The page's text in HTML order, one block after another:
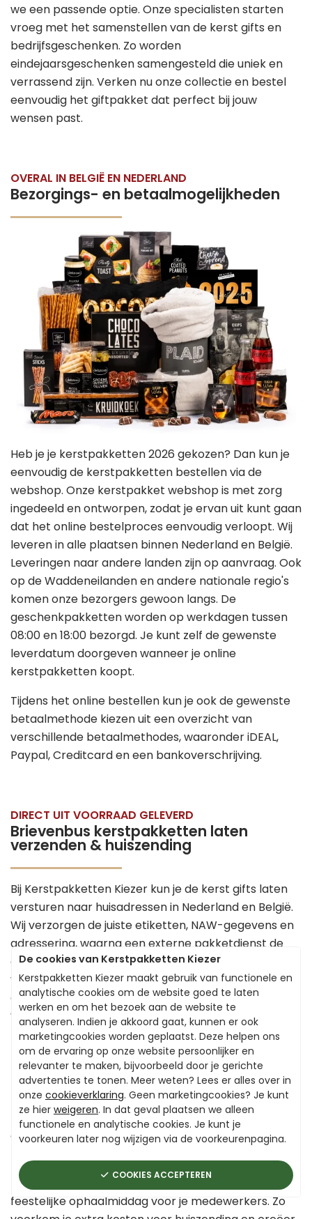
we een passende optie. Onze specialisten starten
vroeg met het samenstellen van de kerst gifts en
bedrijfsgeschenken. Zo worden
eindejaarsgeschenken samengesteld die uniek en
verrassend zijn. Verken nu onze collectie en bestel
eenvoudig het giftpakket dat perfect bij jouw
wensen past.
OVERAL IN BELGIË EN NEDERLAND
Bezorgings- en betaalmogelijkheden
Heb je je kerstpakketten 2026 gekozen? Dan kun je
eenvoudig de kerstpakketten bestellen via de
webshop. Onze kerstpakket webshop is met zorg
ingedeeld en ontworpen, zodat je ervan uit kunt gaan
dat het online bestelproces eenvoudig verloopt. Wij
leveren in alle plaatsen binnen Nederland en België.
Leveringen naar andere landen zijn op aanvraag. Ook
op de Waddeneilanden en andere nationale regio's
komen onze bezorgers gewoon langs. De
geschenkpakketten worden op werkdagen tussen
08:00 en 18:00 bezorgd. Je kunt zelf de gewenste
leverdatum doorgeven wanneer je online
kerstpakketten koopt.
Tijdens het online bestellen kun je ook de gewenste
betaalmethode kiezen uit een overzicht van
verschillende betaalmethodes, waaronder iDEAL,
Paypal, Creditcard en een bankoverschrijving.
DIRECT UIT VOORRAAD GELEVERD
Brievenbus kerstpakketten laten
verzenden & huiszending
Bij Kerstpakketten Kiezer kun je de kerst gifts laten
versturen naar huisadressen in Nederland en België.
Wij verzorgen de juiste etiketten, NAW-gegevens en
adressering, waarna een externe pakketdienst de
overdracht en levering van de losse kerstpakketten
verzorgt. We bieden ook brievenbus kerstpakketten
aan om de huiszending te vergemakkelijken. Het
voordeel van brievenbus gifts is dat de medewerker
niet thuis hoeft te zijn om het geschenk in ontvangst
te nemen.
Let op:Het verzendklaar maken is een extra service,
maar de risico's liggen bij jou als opdrachtgever.
Pakketdiensten zijn in december erg druk, wat tot
complicaties kan leiden
Ons advies:Laat de kerst gifts bij jou op de
bedrijfslocatie bezorgen en organiseer een
feestelijke ophaalmiddag voor je medewerkers. Zo
De cookies van Kerstpakketten Kiezer
Kerstpakketten Kiezer maakt gebruik van functionele en
analytische cookies om de website goed te laten
werken en om het bezoek aan de website te
analyseren. Indien je akkoord gaat, kunnen er ook
marketingcookies worden geplaatst. Deze helpen ons
om de ervaring op onze website persoonlijker en
relevanter te maken, bijvoorbeeld door je gerichte
advertenties te tonen. Meer weten? Lees er alles over in
onze cookieverklaring. Geen marketingcookies? Je kunt
ze hier weigeren. In dat geval plaatsen we alleen
functionele en analytische cookies. Je kunt je
voorkeuren later nog wijzigen via de voorkeurenpagina.
COOKIES ACCEPTEREN